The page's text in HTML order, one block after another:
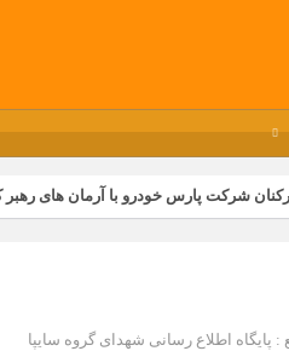
شرکت پارس خودرو با آرمان های رهبر
سالروز شهادت امام محمدتقی(ع) در
مگاموتور مراسم بزرگداشت
مگاموتور در بزرگترین مسابقات گل
: پایگاه اطلاع رسانی شهدای گروه سایپا